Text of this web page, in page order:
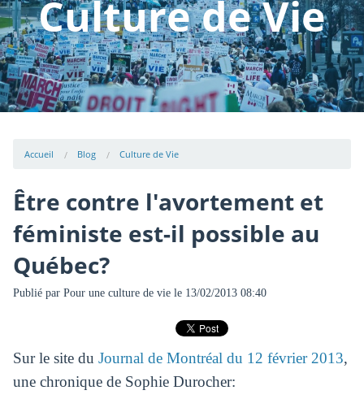
Boutique
Culture de Vie
Accueil Blog Culture de Vie
Être contre l'avortement et
féministe est-il possible au
Québec?
Publié par Pour une culture de viele 13/02/2013 08:40
Sur le site du Journal de Montréal du 12 février 2013,
une chronique de Sophie Durocher: